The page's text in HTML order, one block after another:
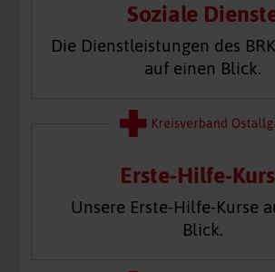
Soziale
Die Dienstleistungen des
auf einen Blick.
Erste-Hilfe-
Unsere Erste-Hilfe-Kurse
Blick.